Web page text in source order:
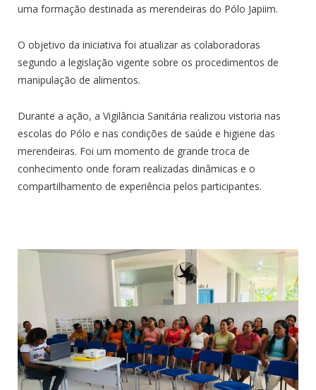
uma formação destinada as merendeiras do Pólo Japiim.
O objetivo da iniciativa foi atualizar as colaboradoras
segundo a legislação vigente sobre os procedimentos de
manipulação de alimentos.
Durante a ação, a Vigilância Sanitária realizou vistoria nas
escolas do Pólo e nas condições de saúde e higiene das
merendeiras. Foi um momento de grande troca de
conhecimento onde foram realizadas dinâmicas e o
compartilhamento de experiência pelos participantes.